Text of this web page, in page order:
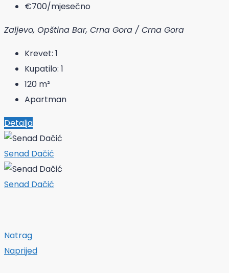
€700/mjesečno
Zaljevo, Opština Bar, Crna Gora / Crna Gora
Krevet: 1
Kupatilo: 1
120 m²
Apartman
Detalja
Senad Dačić
Senad Dačić
Natrag
Naprijed